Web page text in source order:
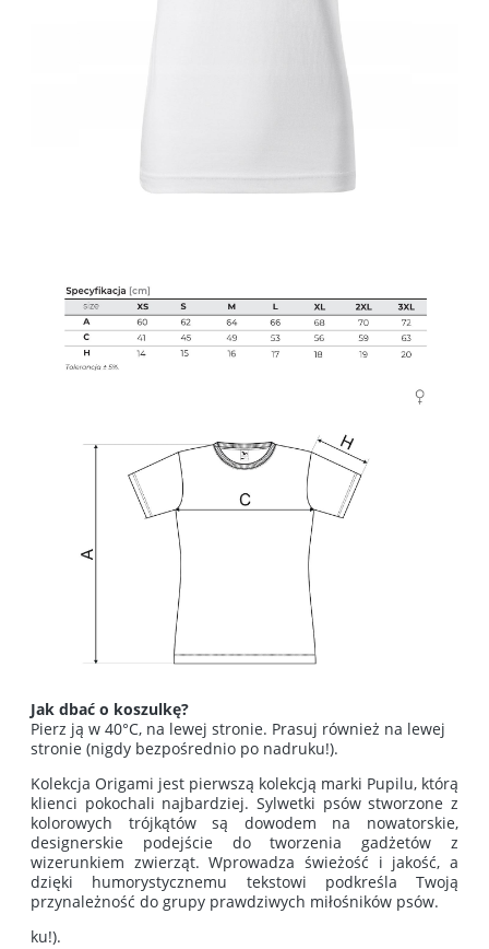
Jak dbać o koszulkę?
Pierz ją w 40°C, na lewej stronie. Prasuj również na lewej
stronie (nigdy bezpośrednio po nadruku!).
Kolekcja Origami jest pierwszą kolekcją marki Pupilu, którą
klienci pokochali najbardziej. Sylwetki psów stworzone z
kolorowych trójkątów są dowodem na nowatorskie,
designerskie podejście do tworzenia gadżetów z
wizerunkiem zwierząt. Wprowadza świeżość i jakość, a
dzięki humorystycznemu tekstowi podkreśla Twoją
przynależność do grupy prawdziwych miłośników psów.
ku!).